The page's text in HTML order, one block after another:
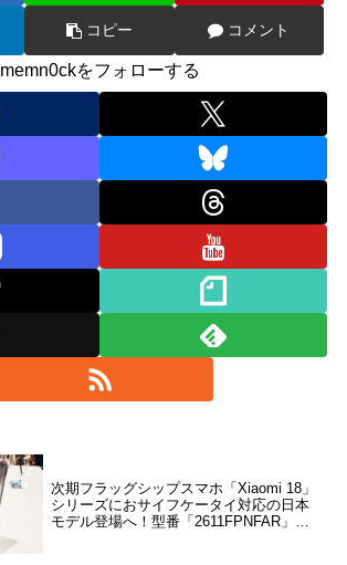
コピー コメント
memn0ckをフォローする
次期フラッグシップスマホ「Xiaomi 18」
シリーズにおサイフケータイ対応の日本
モデル登場へ！型番「2611FPNFAR」が